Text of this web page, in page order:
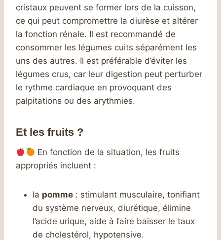
cristaux peuvent se former lors de la cuisson,
ce qui peut compromettre la diurèse et altérer
la fonction rénale. Il est recommandé de
consommer les légumes cuits séparément les
uns des autres. Il est préférable d’éviter les
légumes crus, car leur digestion peut perturber
le rythme cardiaque en provoquant des
palpitations ou des arythmies.
Et les fruits ?
En fonction de la situation, les fruits
appropriés incluent :
la pomme : stimulant musculaire, tonifiant
du système nerveux, diurétique, élimine
l’acide urique, aide à faire baisser le taux
de cholestérol, hypotensive.